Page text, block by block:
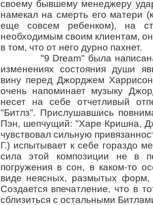
своему бывшему менеджеру
намекал на смерть его матери
еще совсем ребенком), на
необходимым своим клиентам,
в том, что от него дурно пахнет.
"9 Dream" была написана в
изменениях состояния души
вину перед Джорджем
очень напоминает музыку
несет на себе отчетливый
"Битлз". Прислушавшись
Пэн, шепчущий: "Харе Кришна,
чувствовал сильную
Г.) испытывает к себе гораздо
сила этой композиции не в
погружения в сон, в каком-то
виде неясных, размытых форм,
Создается впечатление, что в
сблизиться с остальными